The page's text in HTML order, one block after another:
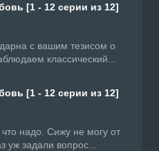
[1 - 12 серии из 12]
с вашим тезисом о
классический...
[1 - 12 серии из 12]
надо. Сижу не могу от
уж задали вопрос...